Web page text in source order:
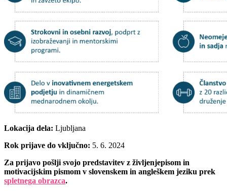
Lokacija dela: Ljubljana
Rok prijave do vključno: 5. 6. 2024
Za prijavo pošlji svojo predstavitev z življenjepisom in
motivacijskim pismom v slovenskem in angleškem jeziku prek
spletnega obrazca.